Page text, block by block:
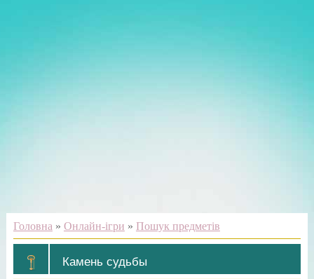
Головна » Онлайн-ігри » Пошук предметів
Камень судьбы